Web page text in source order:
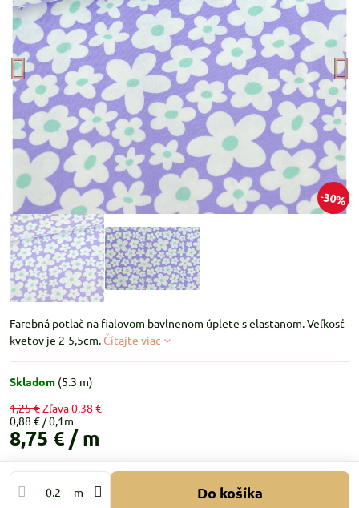
30%
Farebná potlač na fialovom bavlnenom úplete s elastanom. Veľkosť
kvetov je 2-5,5cm. Čítajte viac
Skladom (5.3 m)
1,25 €Zľava0,38 €
0,88 €
8,75 € / m
m Do košíka